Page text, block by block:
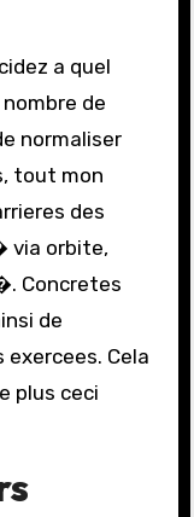
a quel
de
normaliser
tout mon
des
via orbite,
Concretes
de
exercees. Cela
plus ceci